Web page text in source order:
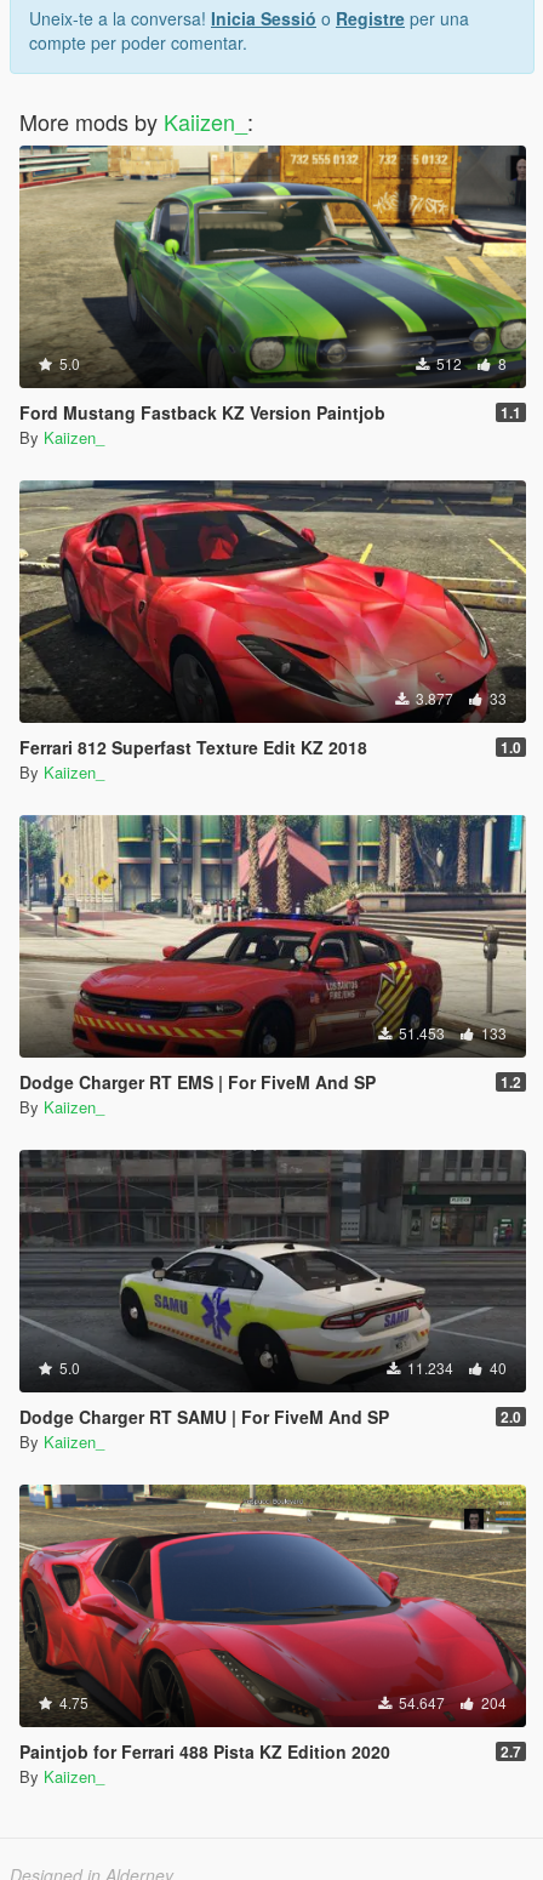
Uneix-te a la conversa! Inicia Sessió o Registre per una
compte per poder comentar.
More mods by Kaiizen_ :
5.0 512 8
Ford Mustang Fastback KZ Version Paintjob 1.1
By Kaiizen_
3.877 33
Ferrari 812 Superfast Texture Edit KZ 2018 1.0
By Kaiizen_
51.453 133
Dodge Charger RT EMS | For FiveM And SP 1.2
By Kaiizen_
5.0 11.234 40
Dodge Charger RT SAMU | For FiveM And SP 2.0
By Kaiizen_
4.75 54.647 204
Paintjob for Ferrari 488 Pista KZ Edition 2020 2.7
By Kaiizen_
Designed in Alderney